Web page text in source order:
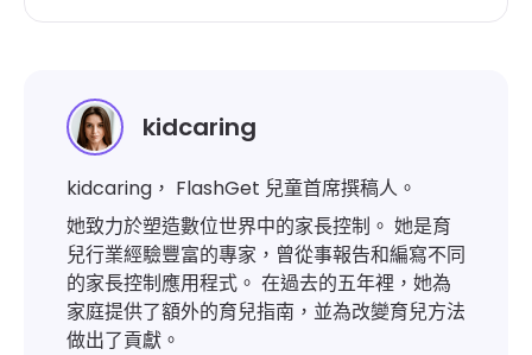
kidcaring
kidcaring， FlashGet 兒童首席撰稿人。
她致力於塑造數位世界中的家長控制。 她是育
兒行業經驗豐富的專家，曾從事報告和編寫不同
的家長控制應用程式。 在過去的五年裡，她為
家庭提供了額外的育兒指南，並為改變育兒方法
做出了貢獻。